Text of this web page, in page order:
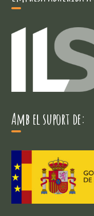
Amb el suport de: